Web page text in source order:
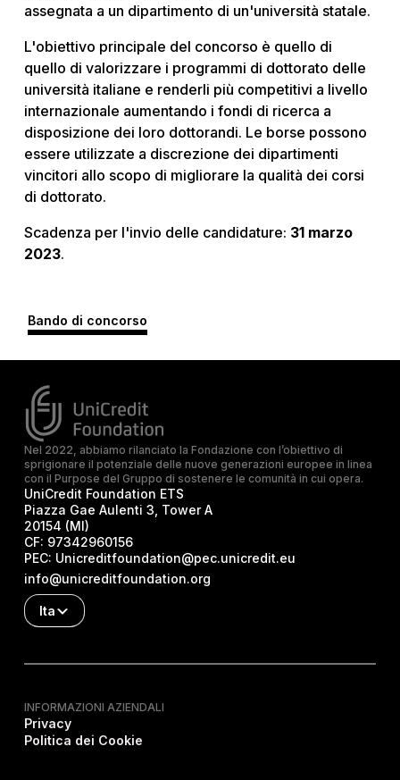
assegnata a un dipartimento di un'università statale.
L'obiettivo principale del concorso è quello di
quello di valorizzare i programmi di dottorato delle
università italiane e renderli più competitivi a livello
internazionale aumentando i fondi di ricerca a
disposizione dei loro dottorandi. Le borse possono
essere utilizzate a discrezione dei dipartimenti
vincitori allo scopo di migliorare la qualità dei corsi
di dottorato.
Scadenza per l'invio delle candidature: 31 marzo
2023.
Bando di concorso
Nel 2022, abbiamo rilanciato la Fondazione con l’obiettivo di
sprigionare il potenziale delle nuove generazioni europee in linea
con il Purpose del Gruppo di sostenere le comunità in cui opera.
UniCredit Foundation ETS
Piazza Gae Aulenti 3, Tower A
20154 (MI)
CF: 97342960156
PEC: Unicreditfoundation@pec.unicredit.eu
info@unicreditfoundation.org
Ita
INFORMAZIONI AZIENDALI
Privacy
Politica dei Cookie